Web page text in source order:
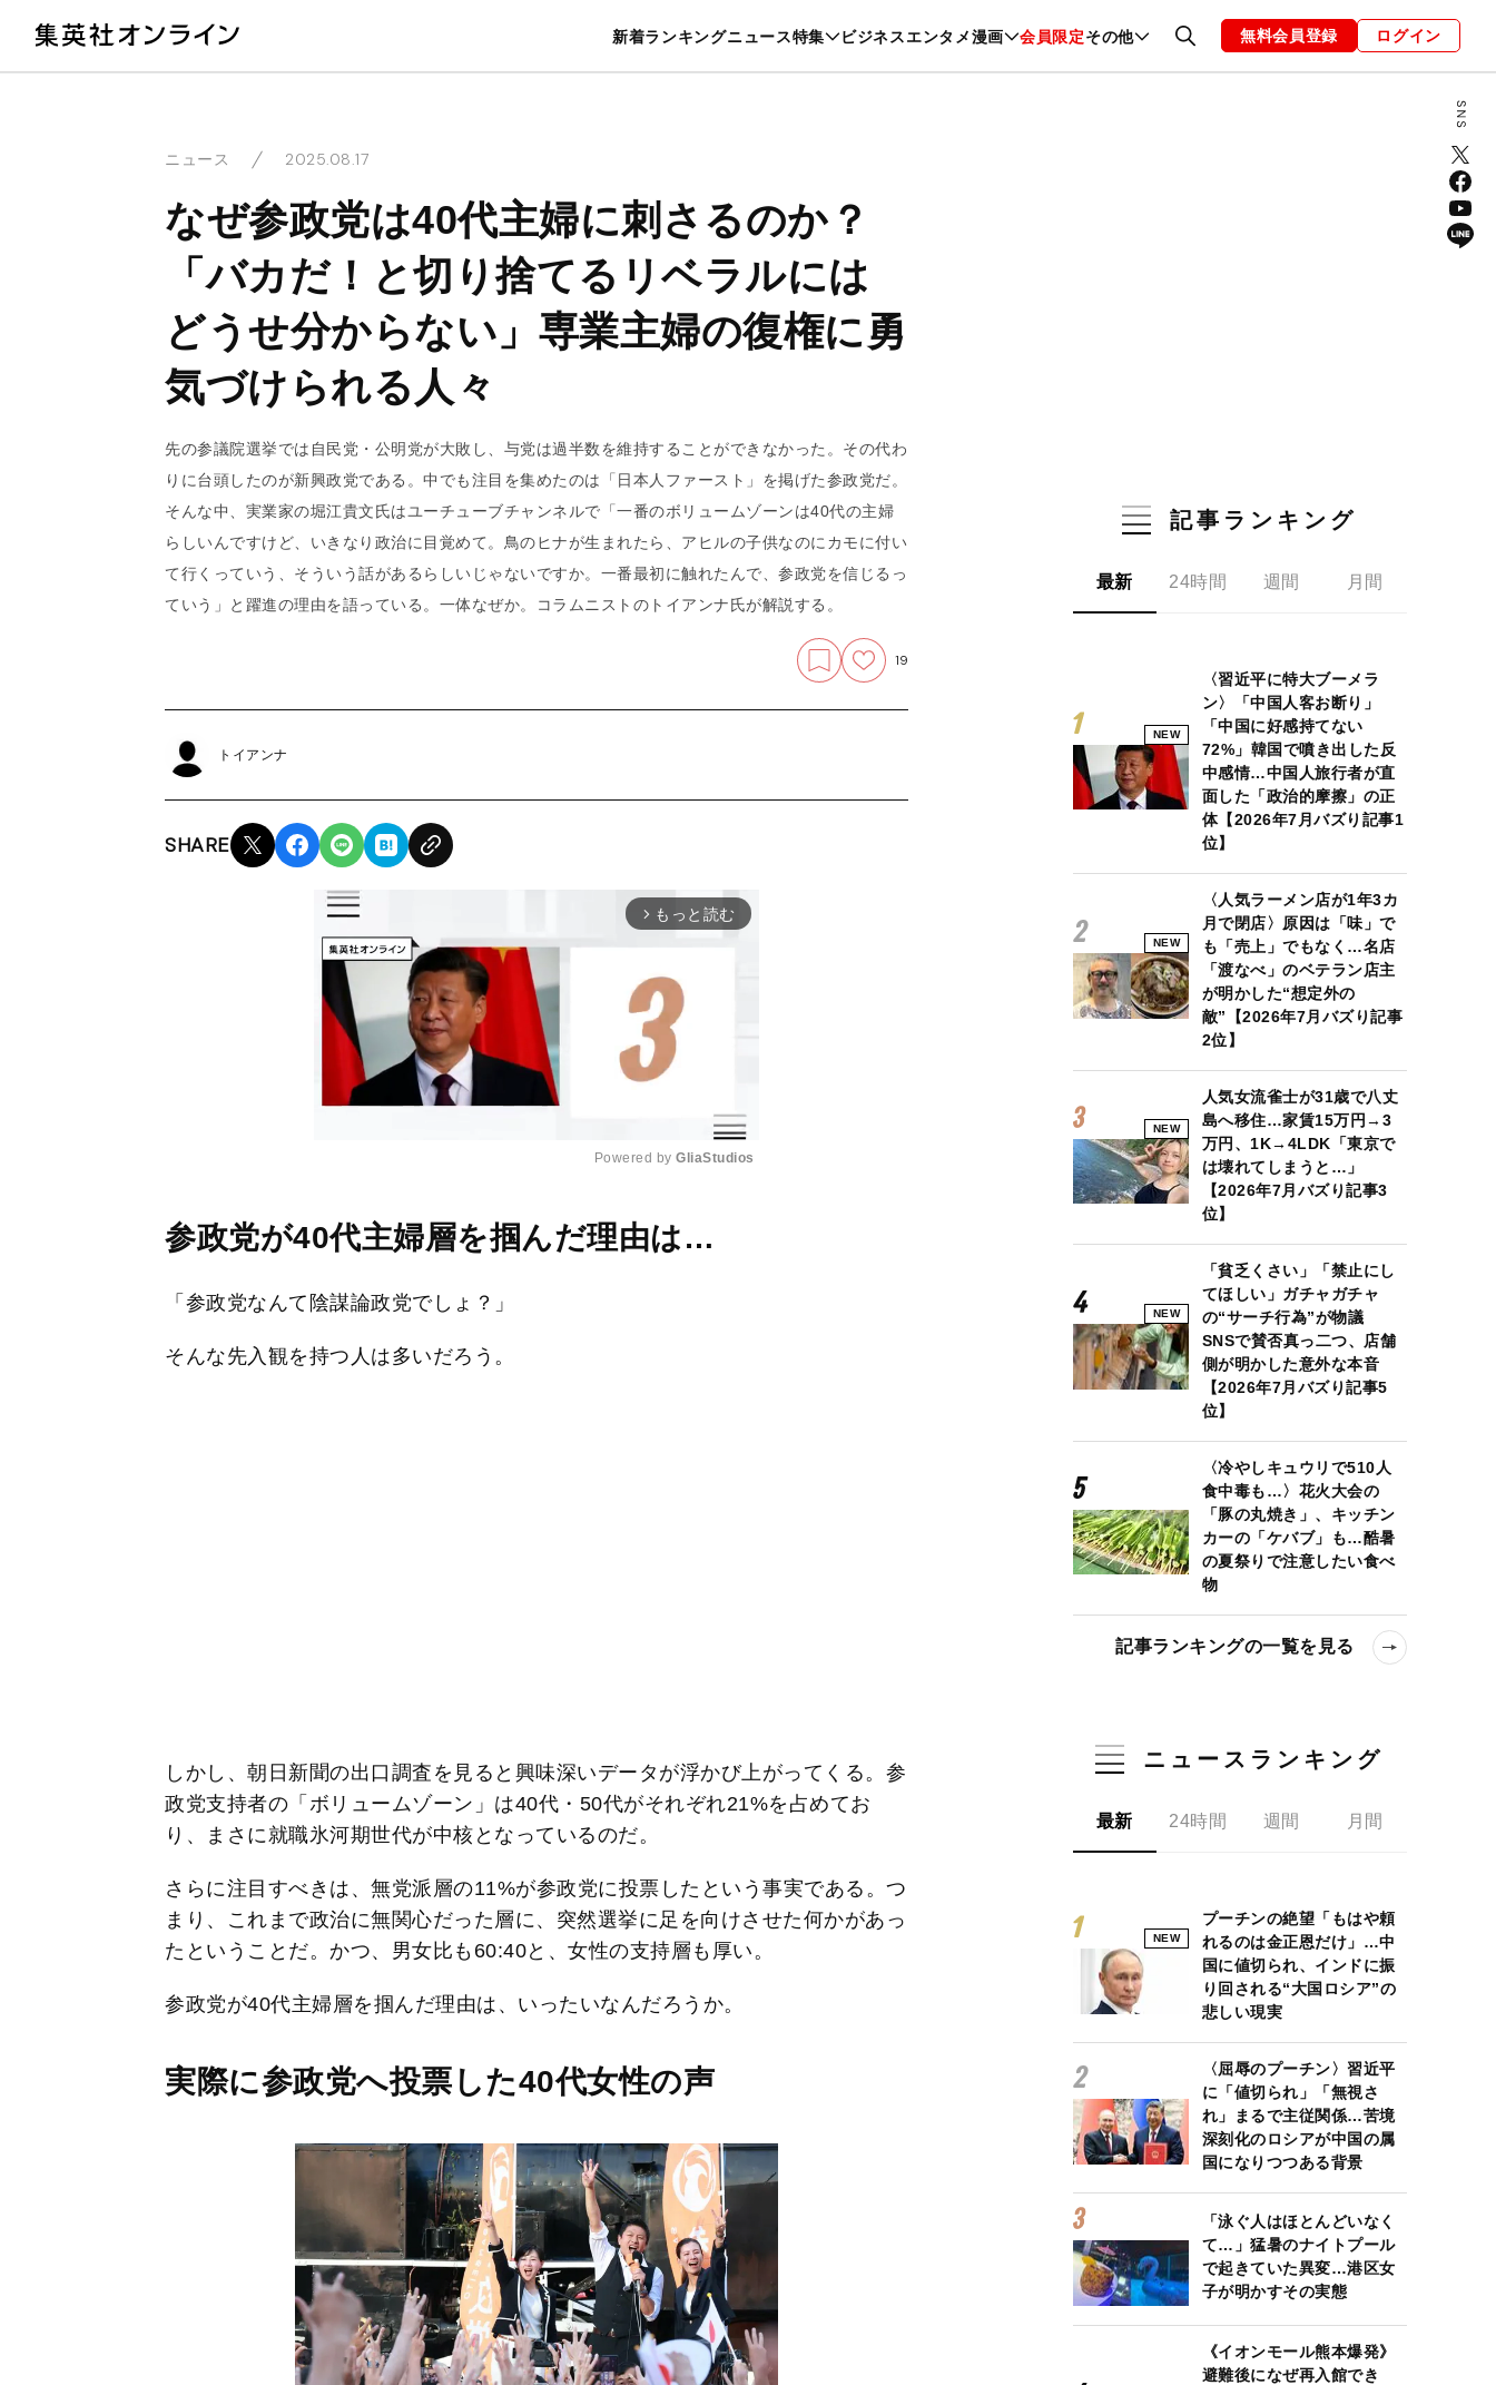
新着ランキングニュース特集 ビジネスエンタメ漫画 会員限定その他
暮らし スポーツ ヘルスケア 美容 グルメ ファッション 恋愛・結婚 編集部 お知らせ
無料会員登録 ログイン
ニュース 2025.08.17
なぜ参政党は40代主婦に刺さるのか？
「バカだ！と切り捨てるリベラルには
どうせ分からない」専業主婦の復権に勇
気づけられる人々
先の参議院選挙では自民党・公明党が大敗し、与党は過半数を維持することができなかった。その代わ
りに台頭したのが新興政党である。中でも注目を集めたのは「日本人ファースト」を掲げた参政党だ。
そんな中、実業家の堀江貴文氏はユーチューブチャンネルで「一番のボリュームゾーンは40代の主婦
らしいんですけど、いきなり政治に目覚めて。鳥のヒナが生まれたら、アヒルの子供なのにカモに付い
て行くっていう、そういう話があるらしいじゃないですか。一番最初に触れたんで、参政党を信じるっ
ていう」と躍進の理由を語っている。一体なぜか。コラムニストのトイアンナ氏が解説する。
19
トイアンナ
SHARE
arrow_forward_ios もっと読む
u
Powered by GliaStudios
参政党が40代主婦層を掴んだ理由は…
「参政党なんて陰謀論政党でしょ？」
そんな先入観を持つ人は多いだろう。
しかし、朝日新聞の出口調査を見ると興味深いデータが浮かび上がってくる。参
政党支持者の「ボリュームゾーン」は40代・50代がそれぞれ21%を占めてお
り、まさに就職氷河期世代が中核となっているのだ。
さらに注目すべきは、無党派層の11%が参政党に投票したという事実である。つ
まり、これまで政治に無関心だった層に、突然選挙に足を向けさせた何かがあっ
たということだ。かつ、男女比も60:40と、女性の支持層も厚い。
参政党が40代主婦層を掴んだ理由は、いったいなんだろうか。
実際に参政党へ投票した40代女性の声
記事ランキング
最新 24時間 週間 月間
NEW
〈習近平に特大ブーメラ
ン〉「中国人客お断り」
「中国に好感持てない
72%」韓国で噴き出した反
中感情…中国人旅行者が直
面した「政治的摩擦」の正
体【2026年7月バズり記事1
位】
NEW
〈人気ラーメン店が1年3カ
月で閉店〉原因は「味」で
も「売上」でもなく…名店
「渡なべ」のベテラン店主
が明かした“想定外の
敵”【2026年7月バズり記事
2位】
NEW
人気女流雀士が31歳で八丈
島へ移住…家賃15万円→3
万円、1K→4LDK「東京で
は壊れてしまうと…」
【2026年7月バズり記事3
位】
NEW
「貧乏くさい」「禁止にし
てほしい」ガチャガチャ
の“サーチ行為”が物議
SNSで賛否真っ二つ、店舗
側が明かした意外な本音
【2026年7月バズり記事5
位】
〈冷やしキュウリで510人
食中毒も…〉花火大会の
「豚の丸焼き」、キッチン
カーの「ケバブ」も…酷暑
の夏祭りで注意したい食べ
物
記事ランキングの一覧を見る
ニュースランキング
最新 24時間 週間 月間
NEW
プーチンの絶望「もはや頼
れるのは金正恩だけ」…中
国に値切られ、インドに振
り回される“大国ロシア”の
悲しい現実
〈屈辱のプーチン〉習近平
に「値切られ」「無視さ
れ」まるで主従関係…苦境
深刻化のロシアが中国の属
国になりつつある背景
「泳ぐ人はほとんどいなく
て…」猛暑のナイトプール
で起きていた異変…港区女
子が明かすその実態
《イオンモール熊本爆発》
避難後になぜ再入館でき